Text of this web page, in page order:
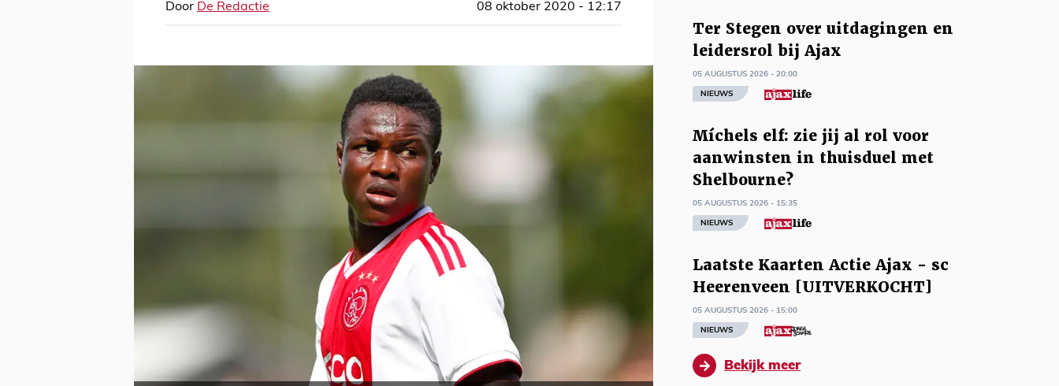
Door De Redactie 08 oktober 2020 - 12:17
Ter Stegen over uitdagingen en
leidersrol bij Ajax
05 AUGUSTUS 2026 - 20:00
NIEUWS
Míchels elf: zie jij al rol voor
aanwinsten in thuisduel met
Shelbourne?
05 AUGUSTUS 2026 - 15:35
NIEUWS
Laatste Kaarten Actie Ajax - sc
Heerenveen [UITVERKOCHT]
05 AUGUSTUS 2026 - 15:00
NIEUWS
Bekijk meer